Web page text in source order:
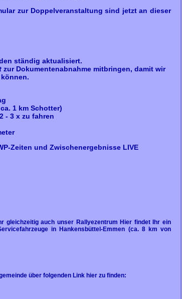
zur Doppelveranstaltung sind jetzt an dieser
ständig aktualisiert.
zur Dokumentenabnahme mitbringen, damit wir
1 km Schotter)
- 3 x zu fahren
Zeiten und Zwischenergebnisse LIVE
gleichzeitig auch unser Rallyezentrum Hier findet Ihr ein
in Hankensbüttel-Emmen (ca. 8 km von
über folgenden Link hier zu finden: